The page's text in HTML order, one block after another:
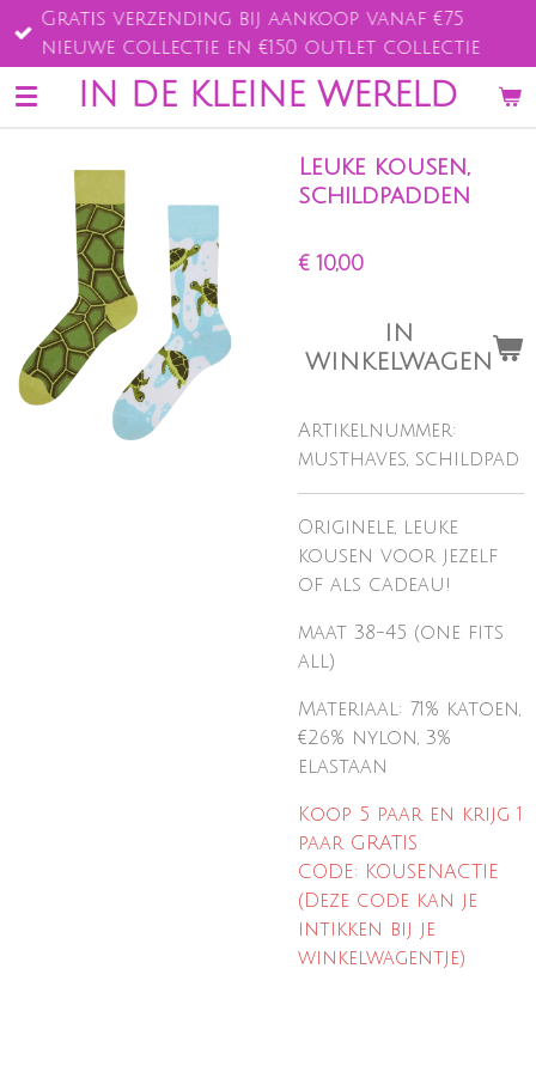
Ga
direct
naar
de
IN DE KLEINE WERELD
Gratis verzending bij aankoop vanaf €75
nieuwe collectie en €150 outlet collectie
Leuke kousen,
schildpadden
€ 10,00
IN
WINKELWAGEN
Artikelnummer:
musthaves, schildpad
Originele, leuke
kousen voor jezelf
of als cadeau!
maat 38-45 (one fits
all)
Materiaal: 71% katoen,
€26% nylon, 3%
elastaan
Koop 5 paar en krijg 1
paar GRATIS
CODE: KOUSENACTIE
(Deze code kan je
intikken bij je
winkelwagentje)